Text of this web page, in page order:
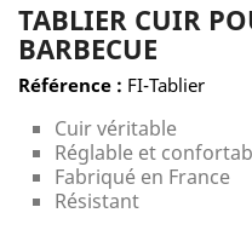
TABLIER CUIR
BARBECUE
Référence : FI-Tablier
Cuir véritable
Réglable et
Fabriqué en France
Résistant